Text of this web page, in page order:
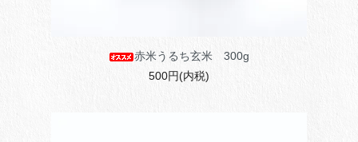
赤米うるち玄米 300g
500円(内税)